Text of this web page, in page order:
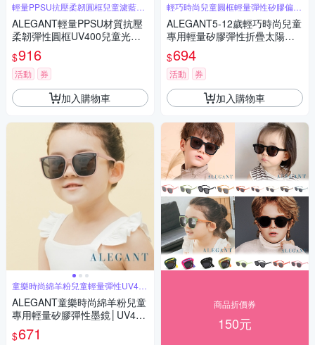
輕量PPSU抗壓柔韌圓框兒童濾藍光
眼鏡
ALEGANT輕量PPSU材質抗壓
柔韌彈性圓框UV400兒童光學
濾藍光眼鏡
$916
活動 券
加入購物車
童樂時尚綿羊粉兒童輕量彈性UV400
墨鏡
ALEGANT童樂時尚綿羊粉兒童
專用輕量矽膠彈性墨鏡│UV400
方框太陽眼鏡
$671
輕巧時尚兒童圓框輕量彈性矽膠偏光
折疊墨鏡
ALEGANT5-12歲輕巧時尚兒童
專用輕量矽膠彈性折疊太陽眼
鏡│UV400偏光墨鏡│台灣品牌
│4色
$694
活動 券
加入購物車
商品折價券
150元